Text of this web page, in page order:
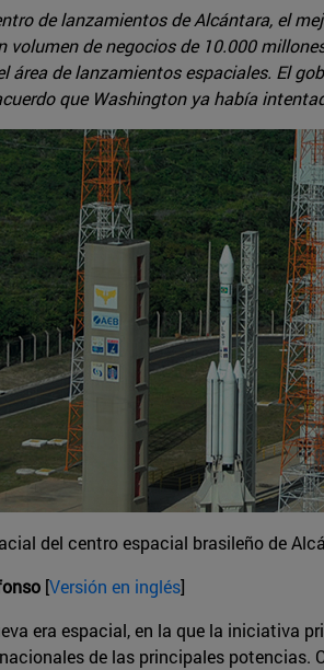
de lanzamientos de Alcántara, el
volumen de negocios de 10.000
área de lanzamientos espaciales. El
que Washington ya había
del centro espacial brasileño de
[Versión en inglés]
era espacial, en la que la iniciativa
de las principales potencias.